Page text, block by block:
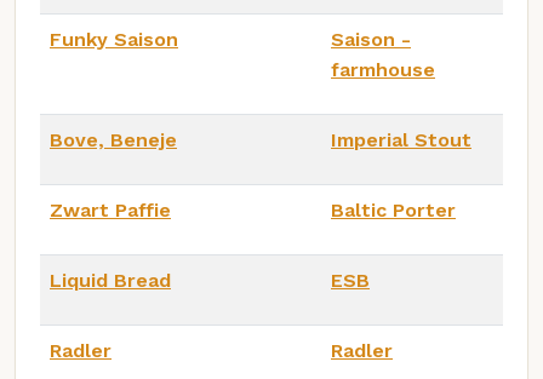
Funky Saison
Saison -
farmhouse
Bove, Beneje Imperial Stout
Zwart Paffie Baltic Porter
Liquid Bread ESB
Radler Radler